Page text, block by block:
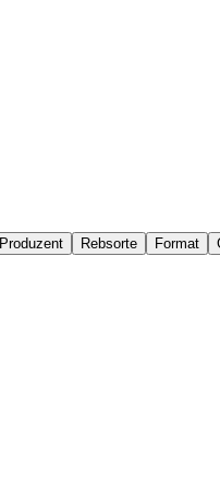
Produzent Rebsorte Format